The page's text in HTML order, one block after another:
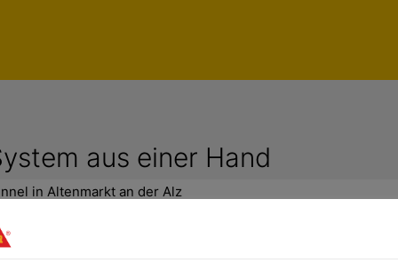
aus einer Hand
in Altenmarkt an der Alz